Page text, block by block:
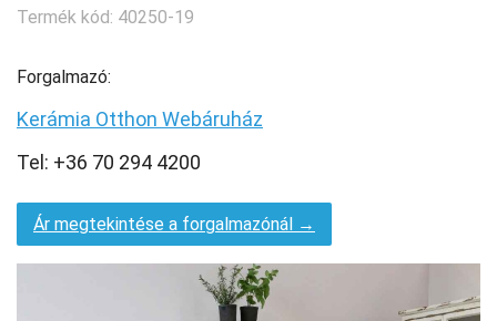
Termék kód: 40250-19
Forgalmazó:
Kerámia Otthon Webáruház
Tel: +36 70 294 4200
Ár megtekintése a forgalmazónál →